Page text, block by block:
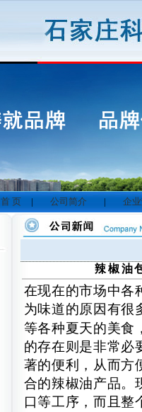
首 页 | 公司简介 | 企
辣椒油
在现在的市场中各
为味道的原因有很
等各种夏天的美食
的存在则是非常必
著的便利，从而方
合的辣椒油产品。
口等工序，而且整